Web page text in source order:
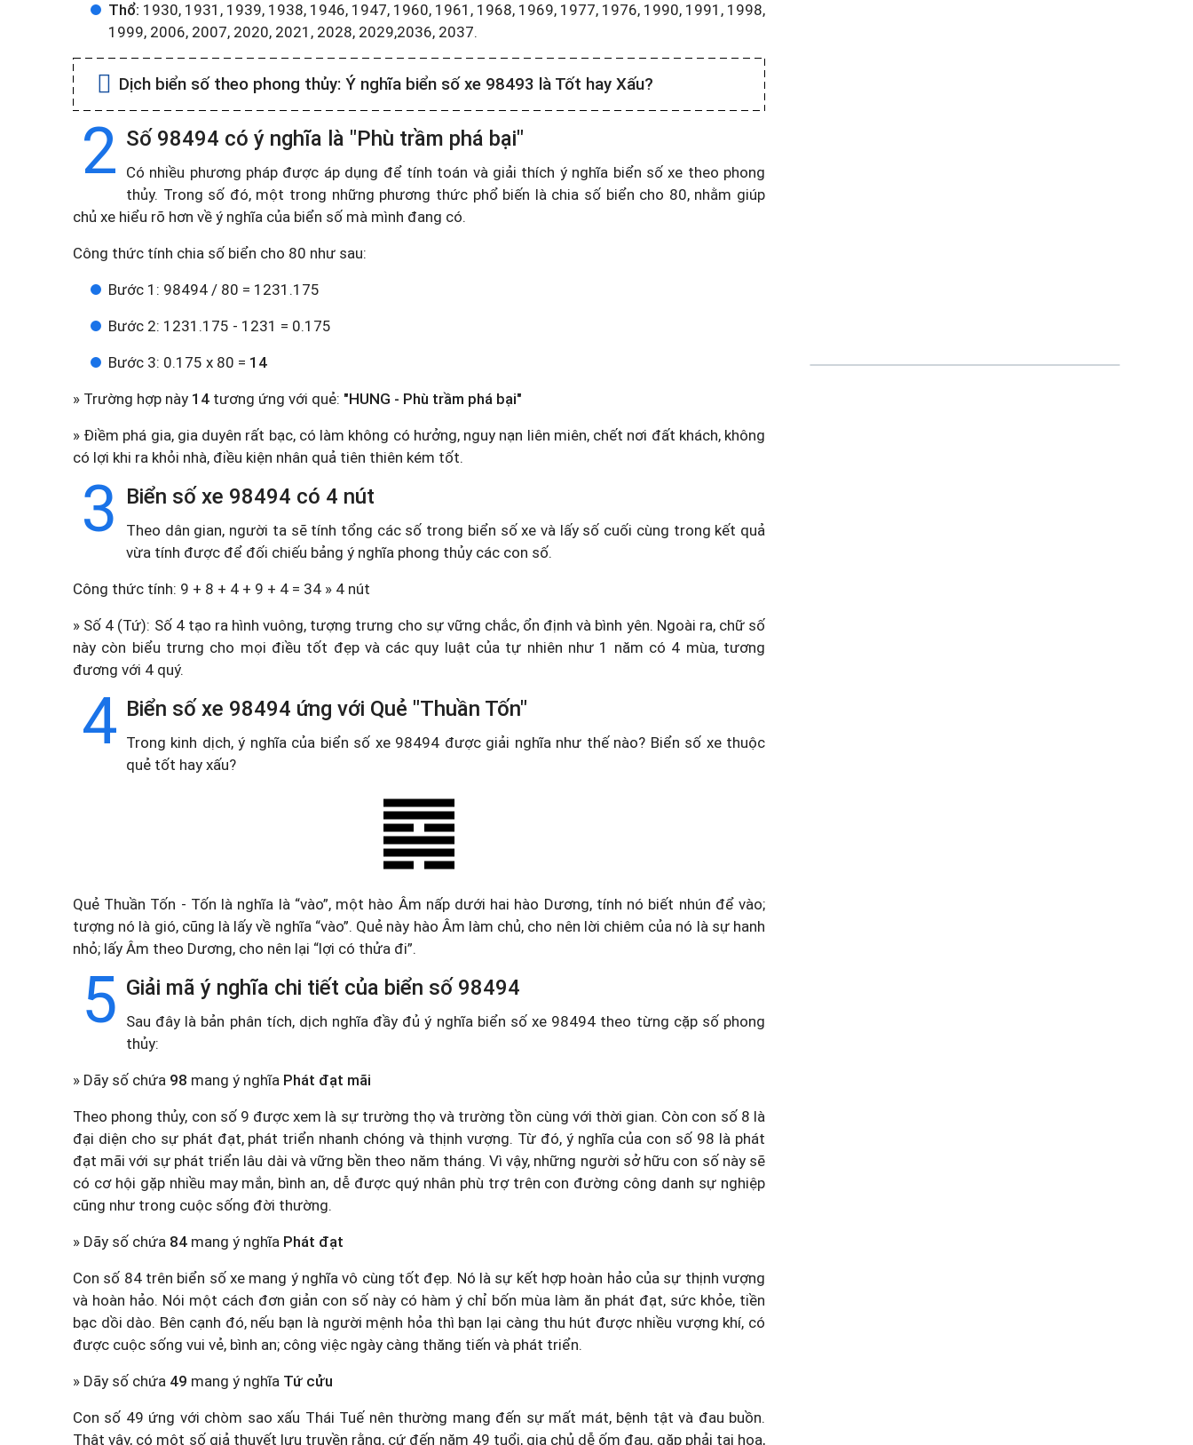
Thổ: 1930, 1931, 1939, 1938, 1946, 1947, 1960, 1961, 1968, 1969, 1977, 1976, 1990, 1991, 1998,
1999, 2006, 2007, 2020, 2021, 2028, 2029,2036, 2037.
Dịch biển số theo phong thủy: Ý nghĩa biển số xe 98493 là Tốt hay Xấu?
2 Số 98494 có ý nghĩa là "Phù trầm phá bại"
Có nhiều phương pháp được áp dụng để tính toán và giải thích ý nghĩa biển số xe theo phong
thủy. Trong số đó, một trong những phương thức phổ biến là chia số biển cho 80, nhằm giúp
chủ xe hiểu rõ hơn về ý nghĩa của biển số mà mình đang có.
Công thức tính chia số biển cho 80 như sau:
Bước 1: 98494 / 80 = 1231.175
Bước 2: 1231.175 - 1231 = 0.175
Bước 3: 0.175 x 80 = 14
» Trường hợp này 14 tương ứng với quẻ: "HUNG - Phù trầm phá bại"
» Điềm phá gia, gia duyên rất bạc, có làm không có hưởng, nguy nạn liên miên, chết nơi đất khách, không
có lợi khi ra khỏi nhà, điều kiện nhân quả tiên thiên kém tốt.
3 Biển số xe 98494 có 4 nút
Theo dân gian, người ta sẽ tính tổng các số trong biển số xe và lấy số cuối cùng trong kết quả
vừa tính được để đối chiếu bảng ý nghĩa phong thủy các con số.
Công thức tính: 9 + 8 + 4 + 9 + 4 = 34 » 4 nút
» Số 4 (Tứ): Số 4 tạo ra hình vuông, tượng trưng cho sự vững chắc, ổn định và bình yên. Ngoài ra, chữ số
này còn biểu trưng cho mọi điều tốt đẹp và các quy luật của tự nhiên như 1 năm có 4 mùa, tương
đương với 4 quý.
4 Biển số xe 98494 ứng với Quẻ "Thuần Tốn"
Trong kinh dịch, ý nghĩa của biển số xe 98494 được giải nghĩa như thế nào? Biển số xe thuộc
quẻ tốt hay xấu?
Quẻ Thuần Tốn - Tốn là nghĩa là “vào”, một hào Âm nấp dưới hai hào Dương, tính nó biết nhún để vào;
tượng nó là gió, cũng là lấy về nghĩa “vào”. Quẻ này hào Âm làm chủ, cho nên lời chiêm của nó là sự hanh
nhỏ; lấy Âm theo Dương, cho nên lại “lợi có thửa đi”.
5 Giải mã ý nghĩa chi tiết của biển số 98494
Sau đây là bản phân tích, dịch nghĩa đầy đủ ý nghĩa biển số xe 98494 theo từng cặp số phong
thủy:
» Dãy số chứa 98 mang ý nghĩa Phát đạt mãi
Theo phong thủy, con số 9 được xem là sự trường thọ và trường tồn cùng với thời gian. Còn con số 8 là
đại diện cho sự phát đạt, phát triển nhanh chóng và thịnh vượng. Từ đó, ý nghĩa của con số 98 là phát
đạt mãi với sự phát triển lâu dài và vững bền theo năm tháng. Vì vậy, những người sở hữu con số này sẽ
có cơ hội gặp nhiều may mắn, bình an, dễ được quý nhân phù trợ trên con đường công danh sự nghiệp
cũng như trong cuộc sống đời thường.
» Dãy số chứa 84 mang ý nghĩa Phát đạt
Con số 84 trên biển số xe mang ý nghĩa vô cùng tốt đẹp. Nó là sự kết hợp hoàn hảo của sự thịnh vượng
và hoàn hảo. Nói một cách đơn giản con số này có hàm ý chỉ bốn mùa làm ăn phát đạt, sức khỏe, tiền
bạc dồi dào. Bên cạnh đó, nếu bạn là người mệnh hỏa thì bạn lại càng thu hút được nhiều vượng khí, có
được cuộc sống vui vẻ, bình an; công việc ngày càng thăng tiến và phát triển.
» Dãy số chứa 49 mang ý nghĩa Tứ cửu
Con số 49 ứng với chòm sao xấu Thái Tuế nên thường mang đến sự mất mát, bệnh tật và đau buồn.
Thật vậy, có một số giả thuyết lưu truyền rằng, cứ đến năm 49 tuổi, gia chủ dễ ốm đau, gặp phải tai họa,